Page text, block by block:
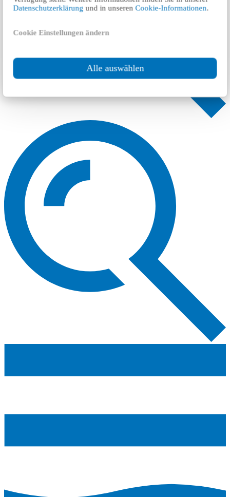
Datenschutzerklärung und in unserenCookie-Informationen.
Cookie Einstellungen ändern
Alle auswählen